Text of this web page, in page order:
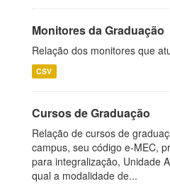
Monitores da Graduação
Relação dos monitores que
CSV
Cursos de Graduação
Relação de cursos de
campus, seu código e-MEC,
para integralização, Unidade
qual a modalidade de...